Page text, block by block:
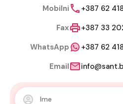
Mobilni
+387 62
Fax
+387 33
WhatsApp
+387 62
Email